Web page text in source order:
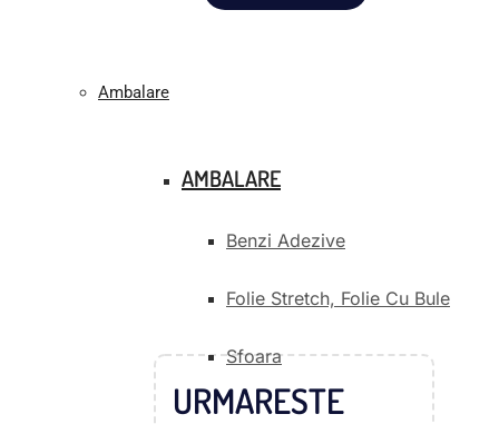
Ambalare
AMBALARE
Benzi Adezive
Folie Stretch, Folie Cu Bule
Sfoara
URMARESTE